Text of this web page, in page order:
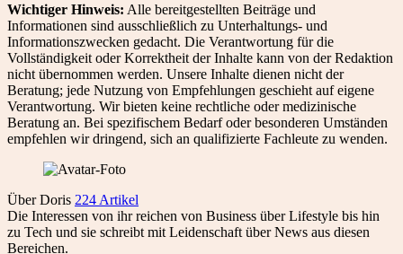
Wichtiger Hinweis: Alle bereitgestellten Beiträge und
Informationen sind ausschließlich zu Unterhaltungs- und
Informationszwecken gedacht. Die Verantwortung für die
Vollständigkeit oder Korrektheit der Inhalte kann von der Redaktion
nicht übernommen werden. Unsere Inhalte dienen nicht der
Beratung; jede Nutzung von Empfehlungen geschieht auf eigene
Verantwortung. Wir bieten keine rechtliche oder medizinische
Beratung an. Bei spezifischem Bedarf oder besonderen Umständen
empfehlen wir dringend, sich an qualifizierte Fachleute zu wenden.
Über Doris 224 Artikel
Die Interessen von ihr reichen von Business über Lifestyle bis hin
zu Tech und sie schreibt mit Leidenschaft über News aus diesen
Bereichen.